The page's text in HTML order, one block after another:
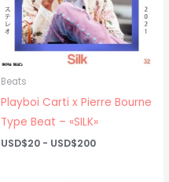
Beats
Playboi Carti x Pierre Bourne
Type Beat – «SILK»
USD$20 - USD$200Rango